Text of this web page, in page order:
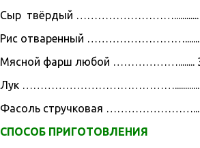
Сыр твёрдый ………………………............
Рис отваренный ………………………........
Мясной фарш любой ………………........
Лук ……………………………………..............
Фасоль стручковая ……………………...
СПОСОБ ПРИГОТОВЛЕНИЯ